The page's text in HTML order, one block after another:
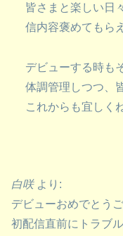
皆さまと楽しい日
信内容褒めてもら
デビューする時も
体調管理しつつ、
これからも宜しく
白咲 より:
デビューおめでとうご
初配信直前にトラブ